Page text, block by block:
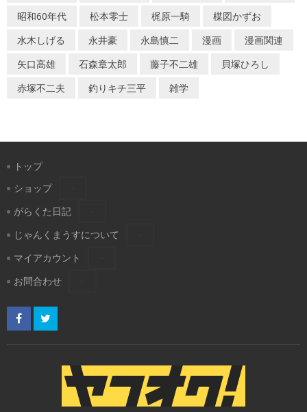
昭和60年代
松本零士 梶原一騎
楳図かずお
水木しげる
永井豪 永島慎二 漫画
漫画関連
矢口高雄
石森章太郎 藤子不二雄
貝塚ひろし
赤塚不二夫
釣りキチ三平 雑学
トップ
ショップ
がらくた日記
じゃんくまうすについて
マイアカウント
お問合わせ